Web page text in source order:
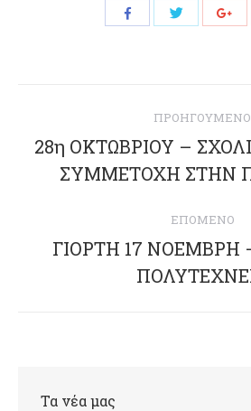
Share
Share
navigation
ΠΡΟΗΓΟΎΜΕΝΟ
post:
28η ΟΚΤΩΒΡΙΟΥ –
ΣΥΜΜΕΤΟΧΗ ΣΤΗΝ
ΕΠΌΜΕΝΟ
Next
post:
ΓΙΟΡΤΗ 17 ΝΟΕΜΒΡΗ
Τα νέα μας